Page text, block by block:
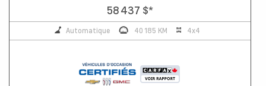
58 437 $*
Automatique 40 185 KM 4x4